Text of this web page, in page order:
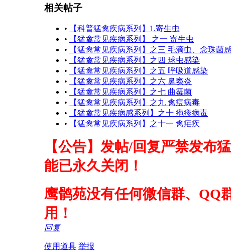
相关帖子
•
【科普猛禽疾病系列】1.寄生虫
•
【猛禽常见疾病系列】 之一 寄生虫
•
【猛禽常见疾病系列】之三 毛滴虫、念珠菌
•
【猛禽常见疾病系列】之四 球虫感染
•
【猛禽常见疾病系列】之五 呼吸道感染
•
【猛禽常见疾病系列】之六 鼻窦炎
•
【猛禽常见疾病系列】之七 曲霉菌
•
【猛禽常见疾病系列】之九 禽痘病毒
•
【猛禽常见疾病感系列】之十 疱疹病毒
•
【猛禽常见疾病系列】之十一 禽疟疾
【公告】发帖/回复严禁发布
能已永久关闭！
鹰鹘苑没有任何微信群、QQ
用！
回复
使用道具 举报